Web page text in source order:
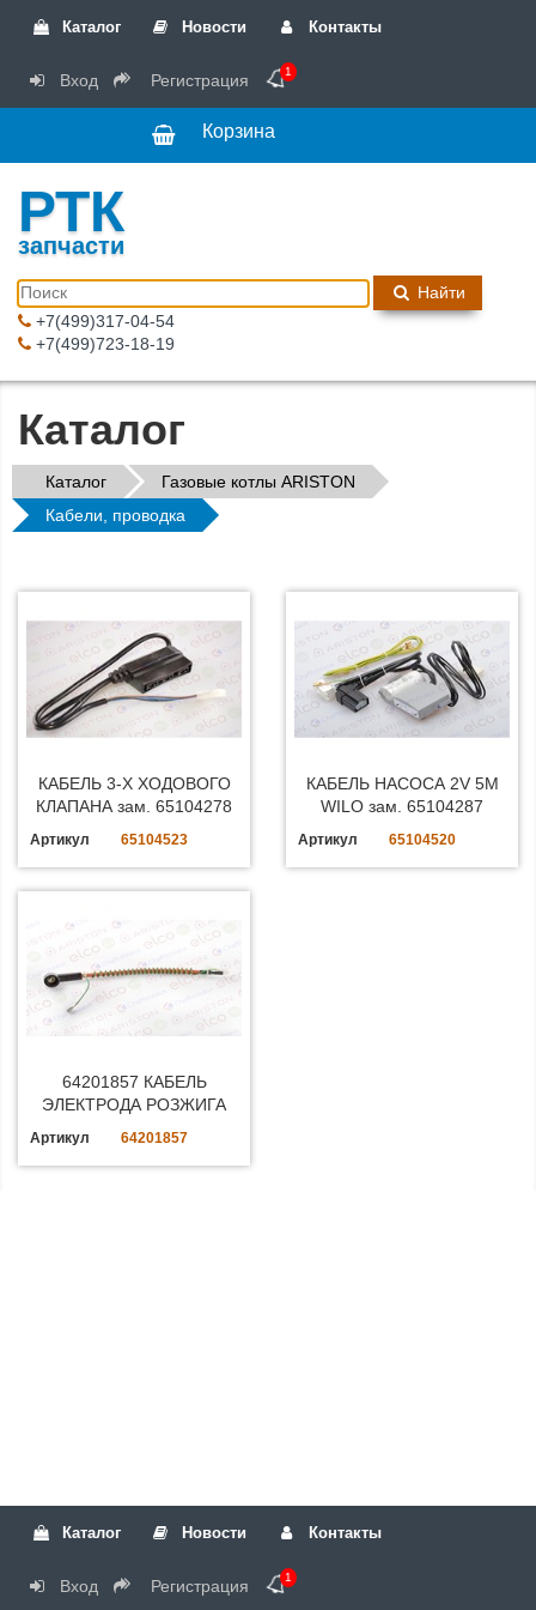
Каталог Новости Контакты
Вход Регистрация 1
Корзина
РТК
запчасти
Найти
+7(499)317-04-54
+7(499)723-18-19
Каталог
Каталог
Газовые котлы ARISTON
Кабели, проводка
КАБЕЛЬ 3-Х ХОДОВОГО
КЛАПАНА зам. 65104278
Артикул 65104523
КАБЕЛЬ НАСОСА 2V 5M
WILO зам. 65104287
Артикул 65104520
64201857 КАБЕЛЬ
ЭЛЕКТРОДА РОЗЖИГА
Артикул 64201857
Каталог Новости Контакты
Вход Регистрация 1